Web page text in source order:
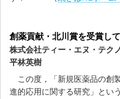
創薬貢献・北川賞を受賞して
株式会社ティー・エヌ・テ
平林英樹
この度，「新規医薬品の創
進的応用に関する研究」とい